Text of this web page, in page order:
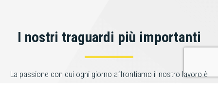
I nostri traguardi più importanti
La passione con cui ogni giorno affrontiamo il nostro lavoro è